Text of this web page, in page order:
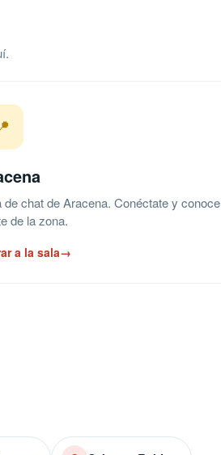
de chat de Aracena. Conéctate y conoce
de la zona.
a la sala→